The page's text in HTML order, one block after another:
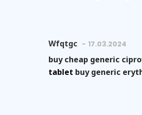
Wfqtgc 17.03.2024
buy cheap generic
tablet buy generic